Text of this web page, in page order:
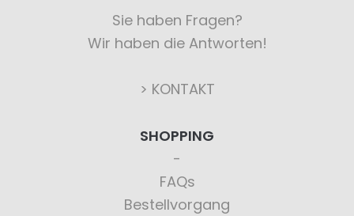
Sie haben Fragen?
Wir haben die Antworten!
> KONTAKT
SHOPPING
FAQs
Bestellvorgang